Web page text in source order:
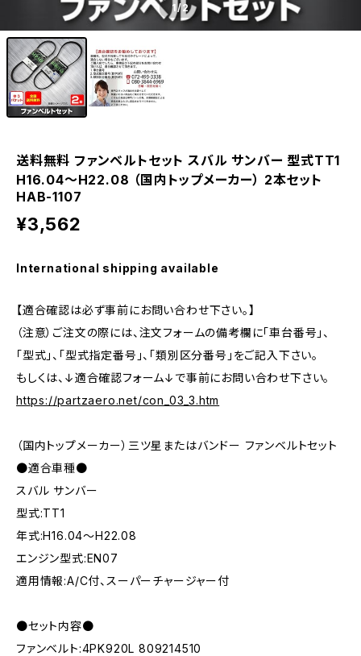
1/2
送料無料 ファンベルトセット スバル サンバー 型式TT1
H16.04～H22.08 （国内トップメーカー） 2本セット
HAB-1107
¥3,562
International shipping available
【適合確認は必ず事前にお問い合わせ下さい。】
（注意）ご注文の際には、注文フォームの備考欄に「車台番号」、
「型式」、「型式指定番号」、「類別区分番号」をご記入下さい。
もしくは、↓適合確認フォーム↓で事前にお問い合わせ下さい。
https://partzaero.net/con_03_3.htm
（国内トップメーカー）三ツ星またはバンドー ファンベルトセット
●適合車種●
スバル サンバー
型式:TT1
年式:H16.04～H22.08
エンジン型式:EN07
適用情報:A/C付、スーパーチャージャー付
●セット内容●
ファンベルト:4PK920L 809214510